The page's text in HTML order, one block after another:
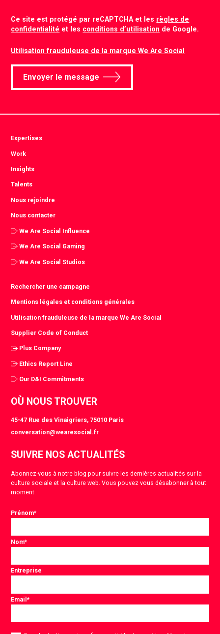
Ce site est protégé par reCAPTCHA et les règles de
confidentialité et les conditions d’utilisation de Google.
Utilisation frauduleuse de la marque We Are Social
Envoyer le message
Expertises
Work
Insights
Talents
Nous rejoindre
Nous contacter
We Are Social Influence
We Are Social Gaming
We Are Social Studios
Rechercher une campagne
Mentions légales et conditions générales
Utilisation frauduleuse de la marque We Are Social
Supplier Code of Conduct
Plus Company
Ethics Report Line
Our D&I Commitments
OÙ NOUS TROUVER
45-47 Rue des Vinaigriers, 75010 Paris
conversation@wearesocial.fr
SUIVRE NOS ACTUALITÉS
Abonnez-vous à notre blog pour suivre les dernières actualités sur la
culture sociale et la culture web. Vous pouvez vous désabonner à tout
moment.
Prénom*
Nom*
Entreprise
Email*